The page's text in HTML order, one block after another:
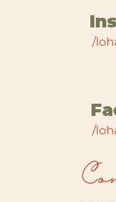
/
/